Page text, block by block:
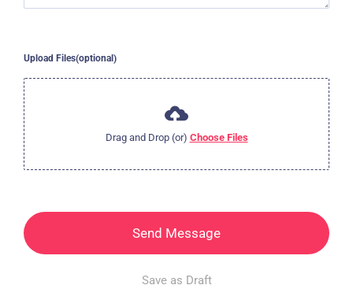
Upload Files(optional)
Drag and Drop (or) Choose Files
Send Message
Save as Draft